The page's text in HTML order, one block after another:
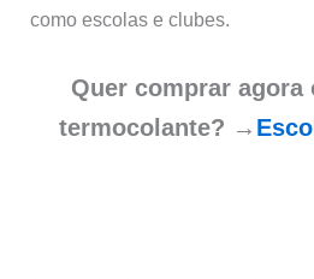
como escolas e clubes.
Quer comprar agora
termocolante? →